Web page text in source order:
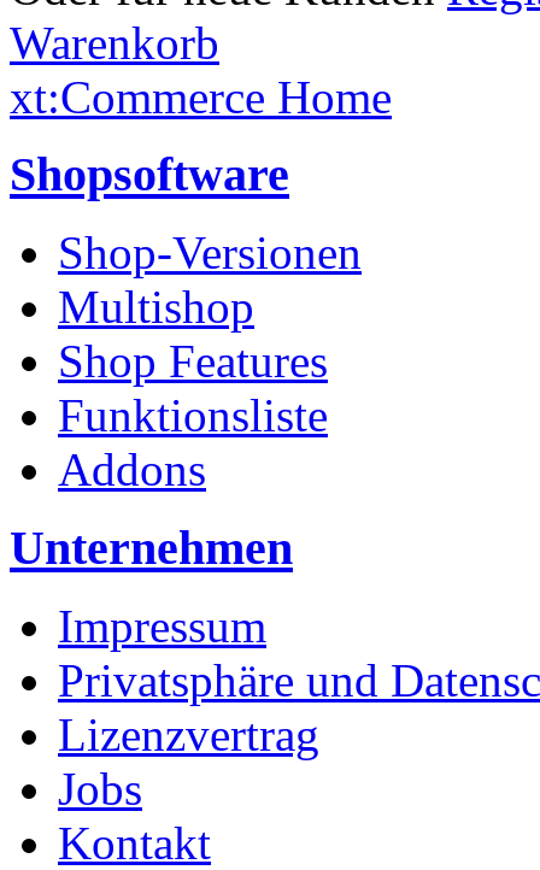
Warenkorb
xt:Commerce Home
Shopsoftware
Shop-Versionen
Multishop
Shop Features
Funktionsliste
Addons
Unternehmen
Impressum
Privatsphäre und
Lizenzvertrag
Jobs
Kontakt